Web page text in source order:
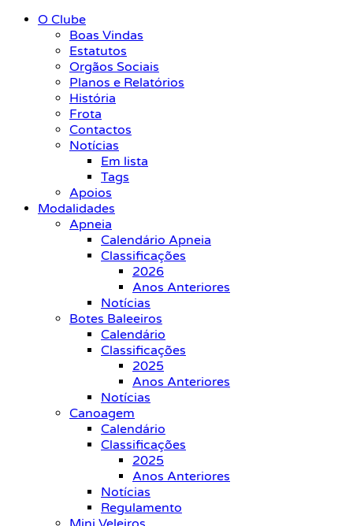
O Clube
Boas Vindas
Estatutos
Orgãos Sociais
Planos e Relatórios
História
Frota
Contactos
Notícias
Em lista
Tags
Apoios
Modalidades
Apneia
Calendário Apneia
Classificações
2026
Anos Anteriores
Notícias
Botes Baleeiros
Calendário
Classificações
2025
Anos Anteriores
Notícias
Canoagem
Calendário
Classificações
2025
Anos Anteriores
Notícias
Regulamento